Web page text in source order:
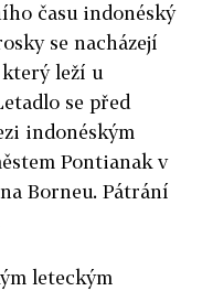
času indonéský
se nacházejí
leží u
se před
indonéským
Pontianak v
Borneu. Pátrání
leteckým